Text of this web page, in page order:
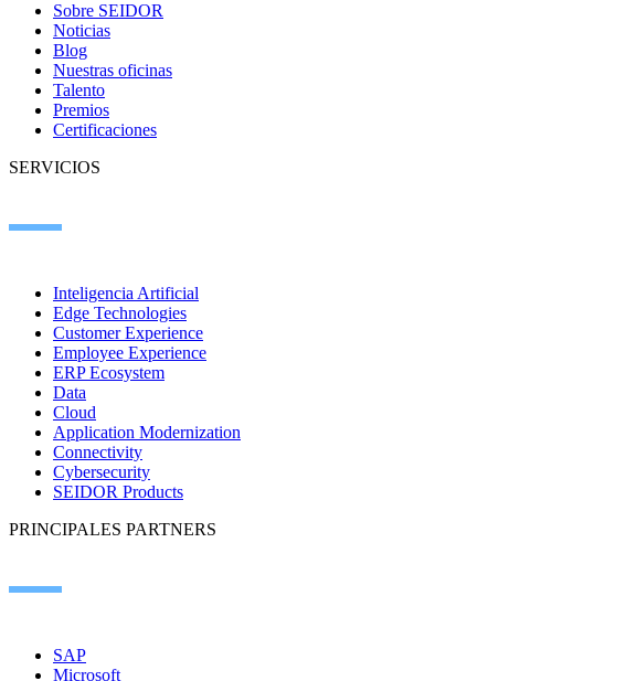
Sobre SEIDOR
Noticias
Blog
Nuestras oficinas
Talento
Premios
Certificaciones
SERVICIOS
Inteligencia Artificial
Edge Technologies
Customer Experience
Employee Experience
ERP Ecosystem
Data
Cloud
Application Modernization
Connectivity
Cybersecurity
SEIDOR Products
PRINCIPALES PARTNERS
SAP
Microsoft